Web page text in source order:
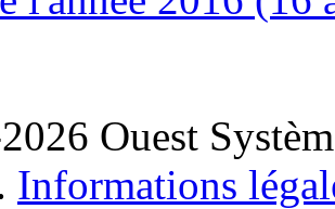
Ouest
Informations